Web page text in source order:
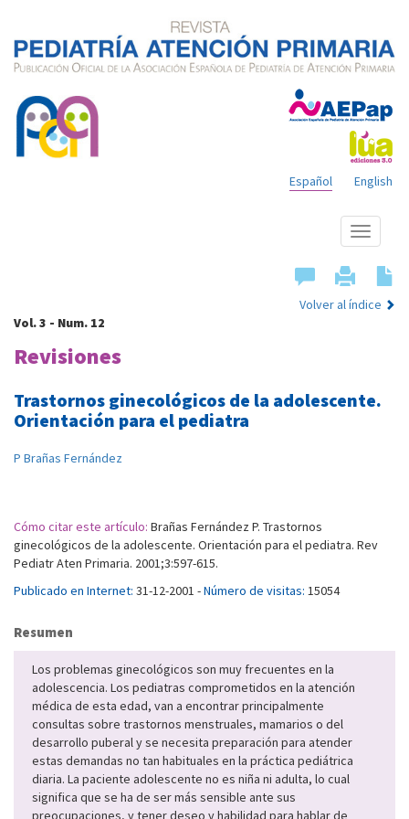
English
Español
Mostrar
menú
Volver al índice
Vol. 3 - Num. 12
Revisiones
Trastornos ginecológicos de la adolescente.
Orientación para el pediatra
P Brañas Fernández
Cómo citar este artículo: Brañas Fernández P. Trastornos
ginecológicos de la adolescente. Orientación para el pediatra. Rev
Pediatr Aten Primaria. 2001;3:597-615.
Publicado en Internet: 31-12-2001 -Número de visitas: 15054
Resumen
Los problemas ginecológicos son muy frecuentes en la
adolescencia. Los pediatras comprometidos en la atención
médica de esta edad, van a encontrar principalmente
consultas sobre trastornos menstruales, mamarios o del
desarrollo puberal y se necesita preparación para atender
estas demandas no tan habituales en la práctica pediátrica
diaria. La paciente adolescente no es niña ni adulta, lo cual
significa que se ha de ser más sensible ante sus
preocupaciones, y tener deseo y habilidad para hablar de